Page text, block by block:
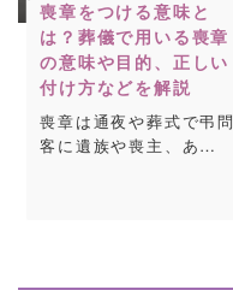
喪章をつける意味と
は？葬儀で用いる喪章
の意味や目的、正しい
付け方などを解説
喪章は通夜や葬式で弔問
客に遺族や喪主、あ…